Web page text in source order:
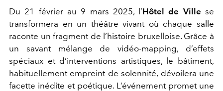
Du 21 février au 9 mars 2025, l’Hôtel de Ville se
transformera en un théâtre vivant où chaque salle
raconte un fragment de l’histoire bruxelloise. Grâce à
un savant mélange de vidéo-mapping, d’effets
spéciaux et d’interventions artistiques, le bâtiment,
habituellement empreint de solennité, dévoilera une
facette inédite et poétique. L’événement promet une